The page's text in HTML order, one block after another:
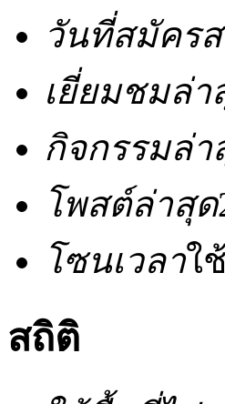
วันที่สมัคร
เยี่ยมชมล่า
กิจกรรมล่า
โพสต์ล่าสุด
โซนเวลาใ
สถิติ